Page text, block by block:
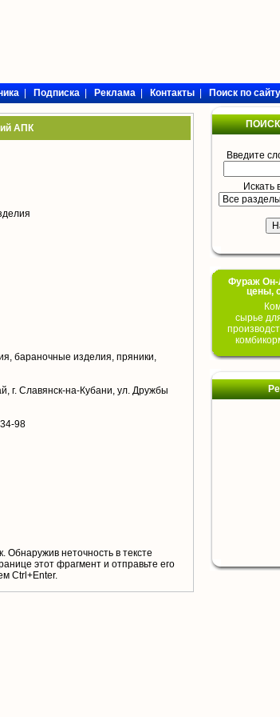
|Подписка|Реклама|Контакты|Поиск по сайту
АПК
бараночные изделия, пряники,
г. Славянск-на-Кубани, ул. Дружбы
98
Обнаружив неточность в тексте
этот фрагмент и отправьте его
Ctrl+Enter.
Введите
Искать
Фураж Он-
цены,
сырье